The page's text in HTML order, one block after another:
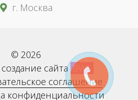
г. Москва
© 2026
сайта BWS
соглашение
конфиденциальности